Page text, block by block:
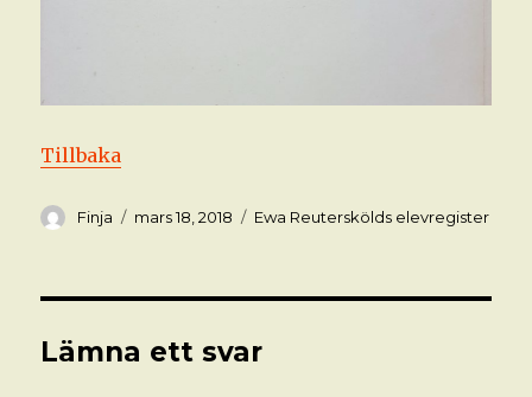
Tillbaka
Författare
Finja Postat
mars 18, 2018 Kategorier
Ewa Reuterskölds elevregister
Lämna ett svar